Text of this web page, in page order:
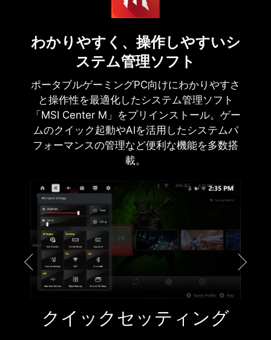
わかりやすく、操作しやすいシ
ステム管理ソフト
ポータブルゲーミングPC向けにわかりやすさ
と操作性を最適化したシステム管理ソフト
「MSI Center M」をプリインストール。ゲー
ムのクイック起動やAIを活用したシステムパ
フォーマンスの管理など便利な機能を多数搭
載。
クイックセッティング